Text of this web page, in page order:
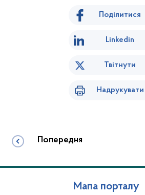
Поділитися
Linkedin
Твітнути
Надрукувати
Попередня
Мапа порталу